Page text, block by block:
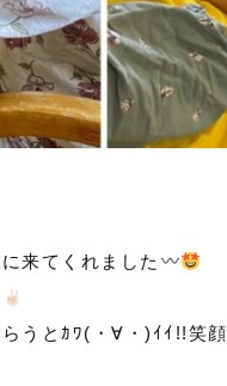
来てくれました
うとｶﾜ(・∀・)ｲｲ!!笑顔